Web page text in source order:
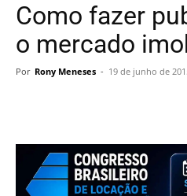
Como fazer
o mercado
Por Rony Meneses - 19 de junho de